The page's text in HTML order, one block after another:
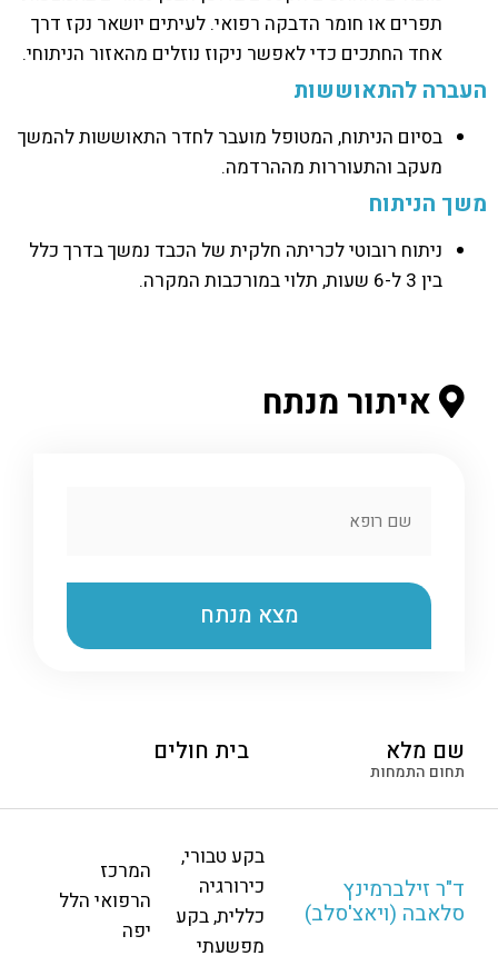
תפרים או חומר הדבקה רפואי. לעיתים יושאר נקז דרך
אחד החתכים כדי לאפשר ניקוז נוזלים מהאזור הניתוחי.
העברה להתאוששות
בסיום הניתוח, המטופל מועבר לחדר התאוששות להמשך
מעקב והתעוררות מההרדמה.
משך הניתוח
ניתוח רובוטי לכריתה חלקית של הכבד נמשך בדרך כלל
בין 3 ל-6 שעות, תלוי במורכבות המקרה.
איתור מנתח
שם מלא
תחום התמחות
בית חולים
ד"ר זילברמינץ
סלאבה (ויאצ'סלב)
בקע טבורי,
כירורגיה
כללית, בקע
מפשעתי
המרכז
הרפואי הלל
יפה